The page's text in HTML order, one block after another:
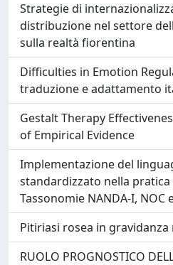
Strategie di
distribuzione nel settore
sulla realtà fiorentina
Difficulties in Emotion
traduzione e adattamento
Gestalt Therapy
of Empirical Evidence
Implementazione del
standardizzato nella
Tassonomie NANDA-I, NOC
Pitiriasi rosea in gravidanza
RUOLO PROGNOSTICO